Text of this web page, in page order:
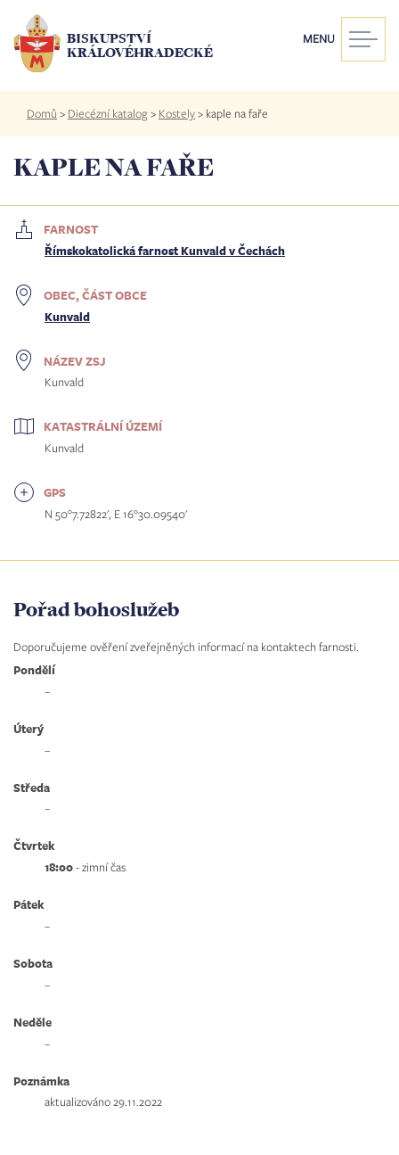
hlavnímu
obsahu
BISKUPSTVÍ
KRÁLOVÉHRADECKÉ
MENU
Drobečková
navigace
Domů > Diecézní katalog> Kostely> kaple na faře
KAPLE NA FAŘE
FARNOST
Římskokatolická farnost Kunvald v Čechách
OBEC, ČÁST OBCE
Kunvald
NÁZEV ZSJ
Kunvald
KATASTRÁLNÍ ÚZEMÍ
Kunvald
GPS
N 50°7.72822', E 16°30.09540'
Pořad bohoslužeb
Doporučujeme ověření zveřejněných informací na kontaktech farnosti.
Pondělí
–
Úterý
–
Středa
–
Čtvrtek
18:00- zimní čas
Pátek
–
Sobota
–
Neděle
–
Poznámka
aktualizováno 29.11.2022